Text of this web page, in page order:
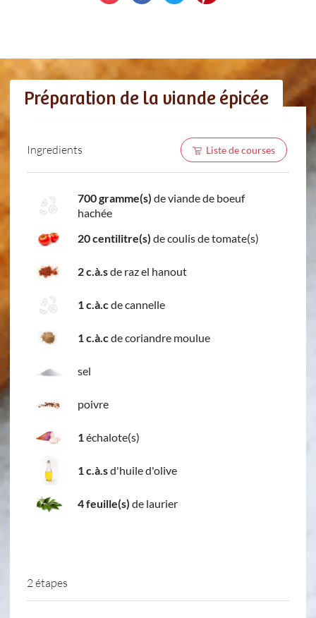
Préparation de la viande épicée
Ingredients Liste de courses
700 gramme(s) de viande de boeuf
hachée
20 centilitre(s) de coulis de tomate(s)
2 c.à.sde raz el hanout
1 c.à.cde cannelle
1 c.à.cde coriandre moulue
sel
poivre
1échalote(s)
1 c.à.sd'huile d'olive
4 feuille(s) de laurier
2 étapes